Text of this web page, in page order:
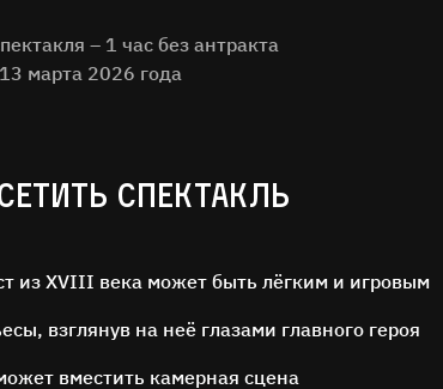
– 1 час без антракта
марта 2026 года
СПЕКТАКЛЬ
из XVIII века может быть лёгким и игровым
взглянув на неё глазами главного героя
вместить камерная сцена